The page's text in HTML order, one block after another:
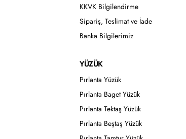
KKVK Bilgilendirme
Sipariş, Teslimat ve İade
Banka Bilgilerimiz
YÜZÜK
Pırlanta Yüzük
Pırlanta Baget Yüzük
Pırlanta Tektaş Yüzük
Pırlanta Beştaş Yüzük